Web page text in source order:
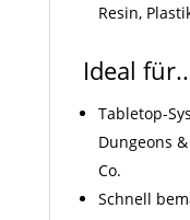
Resin,
Ideal
Tabletop-
Dungeons
Co.
Schnell